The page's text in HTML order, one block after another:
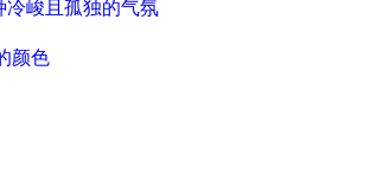
冷峻且孤独的气氛
颜色